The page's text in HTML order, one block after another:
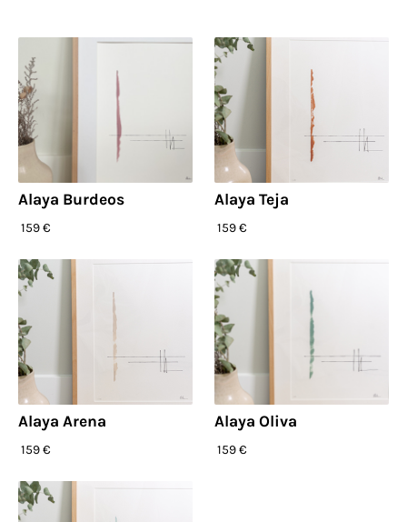
Alaya Burdeos
159 €
Alaya Teja
159 €
Alaya Arena
159 €
Alaya Oliva
159 €